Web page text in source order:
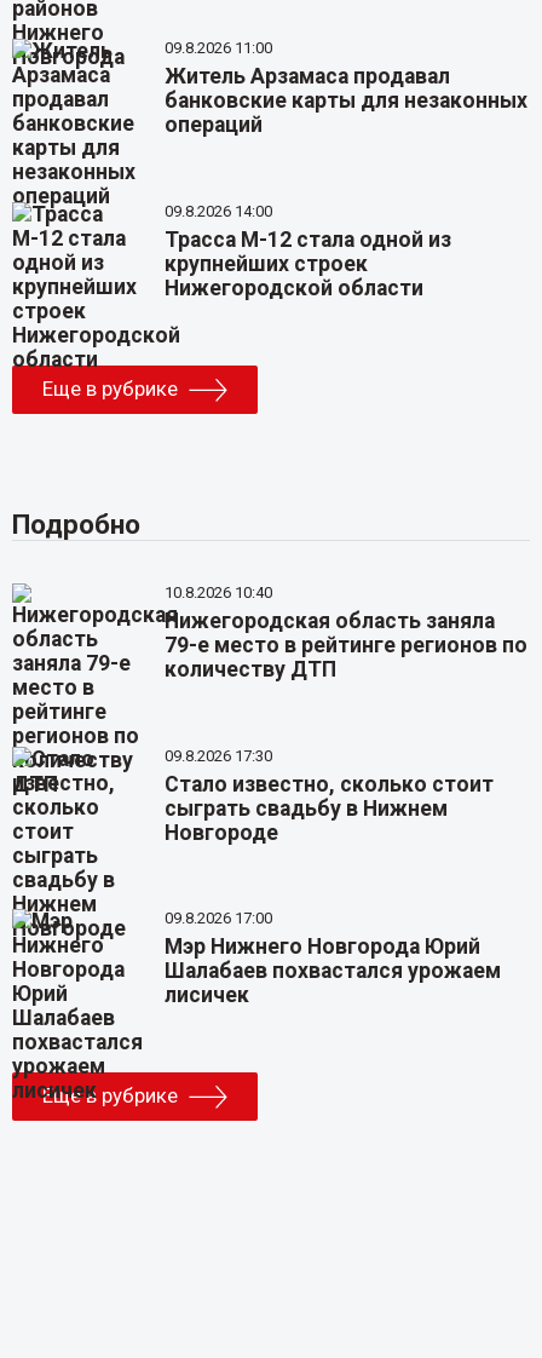
09.8.2026 11:00
Житель Арзамаса продавал
банковские карты для незаконных
операций
09.8.2026 14:00
Трасса М-12 стала одной из
крупнейших строек
Нижегородской области
Еще в рубрике
Подробно
10.8.2026 10:40
Нижегородская область заняла
79-е место в рейтинге регионов по
количеству ДТП
09.8.2026 17:30
Стало известно, сколько стоит
сыграть свадьбу в Нижнем
Новгороде
09.8.2026 17:00
Мэр Нижнего Новгорода Юрий
Шалабаев похвастался урожаем
лисичек
Еще в рубрике